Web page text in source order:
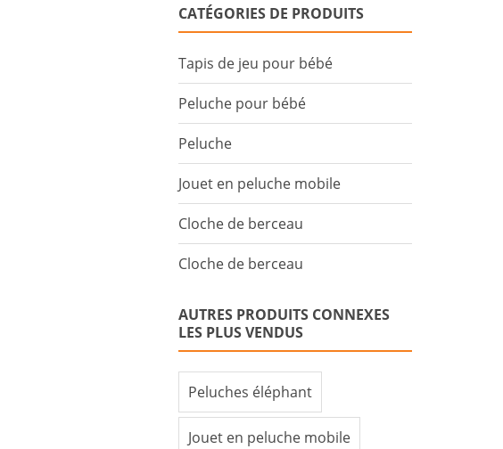
CATÉGORIES DE PRODUITS
Tapis de jeu pour bébé
Peluche pour bébé
Peluche
Jouet en peluche mobile
Cloche de berceau
Cloche de berceau
AUTRES PRODUITS CONNEXES
LES PLUS VENDUS
Peluches éléphant
Jouet en peluche mobile